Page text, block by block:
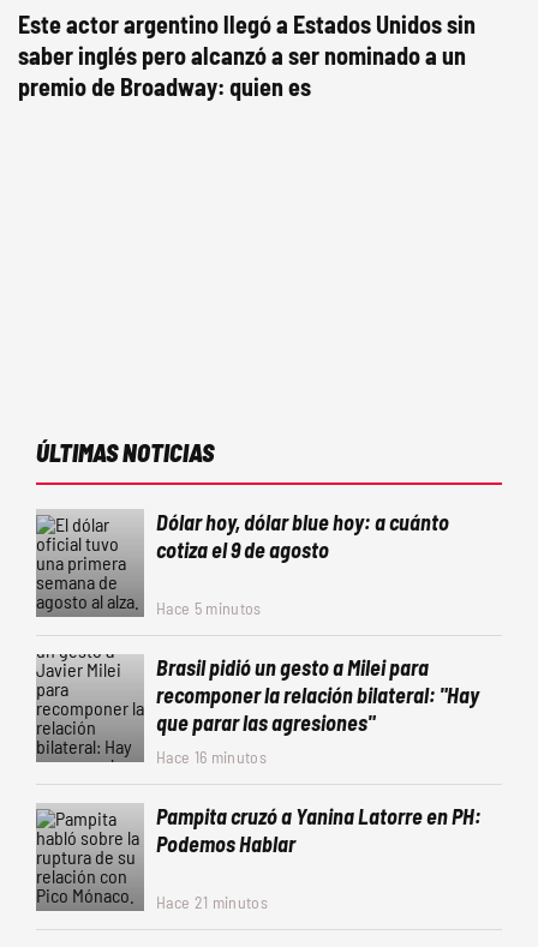
Este actor argentino llegó a Estados Unidos sin
saber inglés pero alcanzó a ser nominado a un
premio de Broadway: quien es
ÚLTIMAS NOTICIAS
Dólar hoy, dólar blue hoy: a cuánto
cotiza el 9 de agosto
Hace 5 minutos
Brasil pidió un gesto a Milei para
recomponer la relación bilateral: "Hay
que parar las agresiones"
Hace 16 minutos
Pampita cruzó a Yanina Latorre en PH:
Podemos Hablar
Hace 21 minutos